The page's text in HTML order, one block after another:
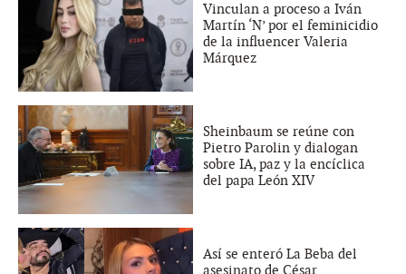
Vinculan a proceso a Iván
Martín ‘N’ por el feminicidio
de la influencer Valeria
Márquez
Sheinbaum se reúne con
Pietro Parolin y dialogan
sobre IA, paz y la encíclica
del papa León XIV
Así se enteró La Beba del
asesinato de César